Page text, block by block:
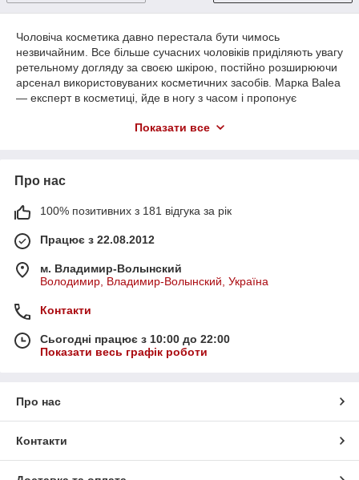
Чоловіча косметика давно перестала бути чимось
незвичайним. Все більше сучасних чоловіків приділяють увагу
ретельному догляду за своєю шкірою, постійно розширюючи
арсенал використовуваних косметичних засобів. Марка Balea
― експерт в косметиці, йде в ногу з часом і пропонує
волоссям, шкірою особи і тіла. Balea розробила повний
дезодоранти;
– піни і гелі для гоління, лосьйони і бальзами після гоління;
― засоби для догляду за обличчям: очищаючий гель, догляд
проти сухості шкіри;
― средства для ухода за телом и волосами: шампуни-гели
інтернет-магазині denkmit-balea.com.ua
Показати все
Про нас
100% позитивних з 181 відгука за рік
Працює з 22.08.2012
м. Владимир-Волынский
Володимир, Владимир-Волынский, Україна
Контакти
Сьогодні працює з 10:00 до 22:00
Показати весь графік роботи
Про нас
Контакти